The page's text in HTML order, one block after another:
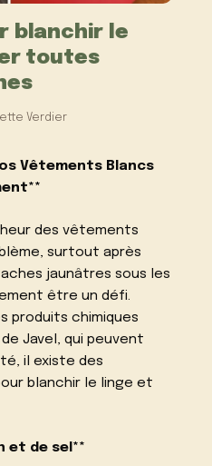
blanchir le
toutes
Verdier
Vêtements Blancs
des vêtements
surtout après
jaunâtres sous les
être un défi.
produits chimiques
Javel, qui peuvent
il existe des
blanchir le linge et
et de sel**